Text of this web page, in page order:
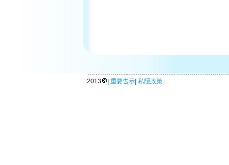
2013 重要告示 私隱政策